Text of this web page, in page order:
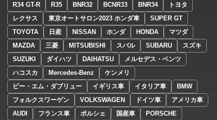
R34 GT-R R35 BNR32 BCNR33 BNR34
トヨタ
レクサス
東京オートサロン2023 ホンダ車
SUPER GT
TOYOTA
日産 NISSAN ホンダ HONDA
マツダ
MAZDA
三菱 MITSUBISHI スバル SUBARU
スズキ
SUZUKI
ダイハツ DAIHATSU
メルセデス・ベンツ
ハコスカ
Mercedes-Benz
ケンメリ
ビー・エム・ダブリュー
イギリス車 イタリア車
BMW
フォルクスワーゲン
VOLKSWAGEN ドイツ車
アメリカ車
AUDI
フランス車 ポルシェ 国産車
PORSCHE